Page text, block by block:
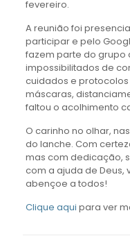
fevereiro.
A reunião foi
participar e pelo
fazem parte do grupo
impossibilitados de
cuidados e
máscaras,
faltou o acolhimento
O carinho no olhar,
do lanche. Com
mas com dedicação,
com a ajuda de Deus,
abençoe a todos!
Clique aqui para ver